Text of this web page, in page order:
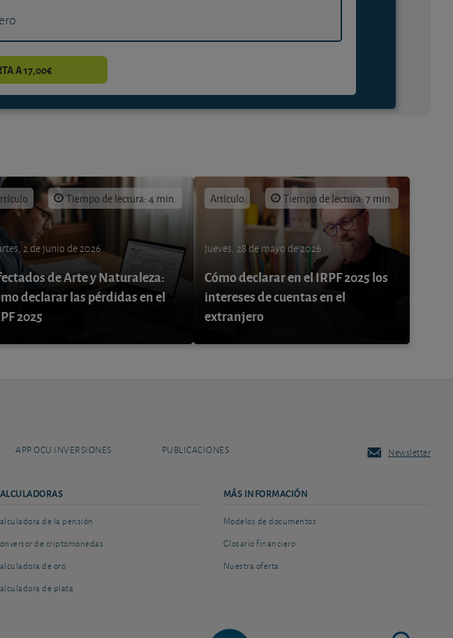
A 17,00€
Tiempo de lectura: 4 min.
2 de junio de 2026
de Arte y Naturaleza:
declarar las pérdidas en el
2025
Artículo Tiempo de lectura: 7 min.
jueves, 28 de mayo de 2026
Cómo declarar en el IRPF 2025 los
intereses de cuentas en el
extranjero
APP OCU INVERSIONES PUBLICACIONES Newsletter
de la pensión
de criptomonedas
de oro
de plata
MÁS INFORMACIÓN
Modelos de documentos
Glosario financiero
Nuestra oferta